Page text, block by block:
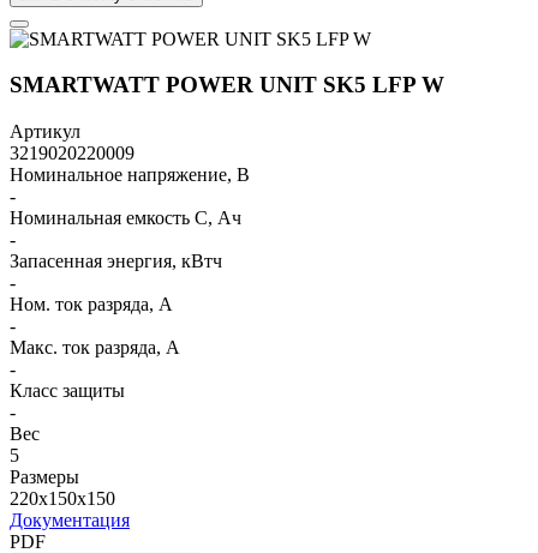
SMARTWATT POWER UNIT SK5 LFP W
Артикул
3219020220009
Номинальное напряжение, В
-
Номинальная емкость C, Ач
-
Запасенная энергия, кВтч
-
Ном. ток разряда, А
-
Макс. ток разряда, А
-
Класс защиты
-
Вес
5
Размеры
220x150x150
Документация
PDF